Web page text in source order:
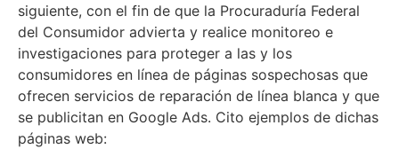
siguiente, con el fin de que la Procuraduría Federal
del Consumidor advierta y realice monitoreo e
investigaciones para proteger a las y los
consumidores en línea de páginas sospechosas que
ofrecen servicios de reparación de línea blanca y que
se publicitan en Google Ads. Cito ejemplos de dichas
páginas web: